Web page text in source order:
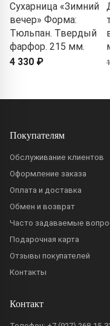
Сухарница «Зимний
вечер» Форма:
Тюльпан. Твердый
фарфор. 215 мм.
4 330 ₽
Покупателям
Обслуживание клиентов
Оформление заказа
Оплата и доставка
Обмен и возврат
Часто задаваемые
Подарочная карта
Отзывы покупателей
Контакты
Контакт